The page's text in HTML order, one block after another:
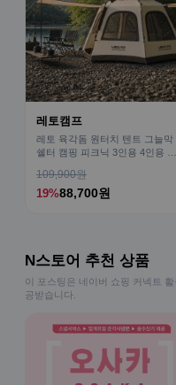
레토캠프
레토 육각돔 원터치 텐트 그늘막
쉘터 캠핑 피크닉 3인용 4인용 패
109,900원
19%88,700원
N스토어 추천 상품
이 포스팅은 네이버 쇼핑 커넥트
공받습니다.